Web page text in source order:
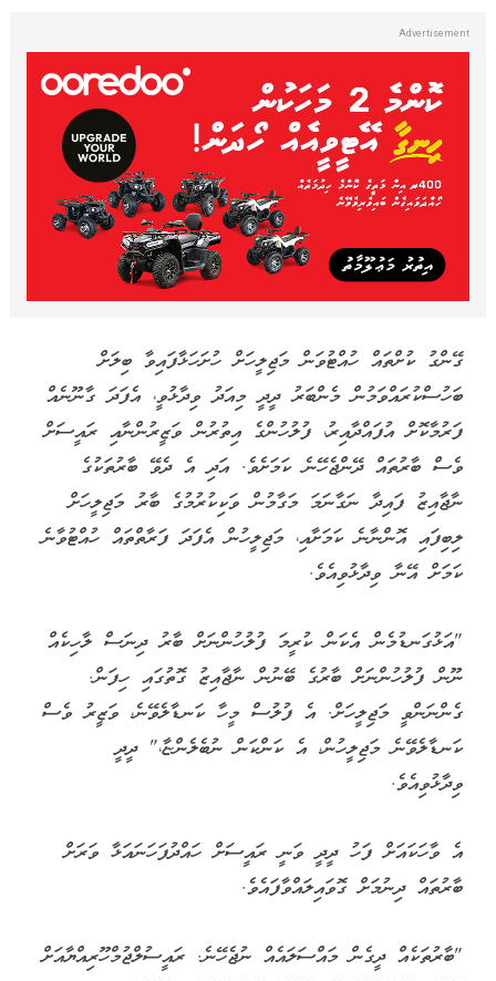
ގޭންގު ކުށްތައް ހުއްޓުވަން މަޖިލީހަށް ހުށަހަޅާފައިވާ ބިލަށް
ބަހުސްކުރައްވަމުން މެންބަރު ދީދީ މިއަދު ވިދާޅުވީ، އެފަދަ ގާނޫނެއް
ފަރުމާކޮށް އުފައްދާއިރު، ފުލުހުންގެ އިތުރުން ވަޒީރުންނާއި ރައީސަށް
ވެސް ބާރުތައް ދޭންޖެހޭނެ ކަމަށެވެ. އަދި އެ ދެވޭ ބާރުތަކުގެ
ނާޖާއިޒު ފައިދާ ނަގާނަމަ މަގާމުން ވަކިކުރުމުގެ ބާރު މަޖިލީހަށް
ލިބިފައި އޮންނާނެ ކަމަށާއި، މަޖިލީހުން އެފަދަ ފަރާތްތައް ހުއްޓުވާނެ
ކަމަށް އޭނާ ވިދާޅުވިއެވެ.
"އަޅުގަނޑުމެން އެކަން ކުރީމަ ފުލުހުންނަށް ބާރު ދިނަސް ލާހިކެއް
ނޫން ފުލުހުންނަށް ބާރުގެ ބޭނުން ނާޖާއިޒު ގޮތުގައި ހިފަން.
ގެންނަންވީ މަޖިލީހަށް. އެ ފުލުސް މީހާ ކަނޑާލެވޭނެ، ވަޒީރު ވެސް
ކަނޑާލެވޭނެ މަޖިލީހުން، އެ ކަންކަން ނުބެލެންޏާ،" ދީދީ
ވިދާޅުވިއެވެ.
އެ ވާހަކައަށް ފަހު ދީދީ ވަނީ ރައީސަށް ހައްދުފަހަނައަޅާ ވަރަށް
ބާރުތައް ދިނުމަށް ގޮވައިލައްވާފައެވެ.
"ބާރުތަކެއް ދީގެން މައްސަލައެއް ނުޖެހޭނެ. ރައީސުލްޖުމްހޫރިއްޔާއަށް